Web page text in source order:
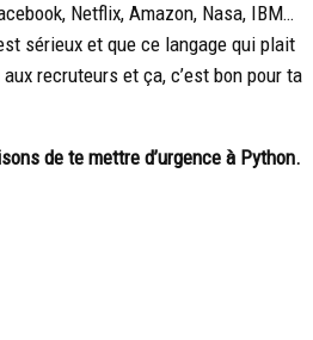
Netflix, Amazon, Nasa, IBM…
sérieux et que ce langage qui plait
recruteurs et ça, c’est bon pour ta
de te mettre d’urgence à Python.